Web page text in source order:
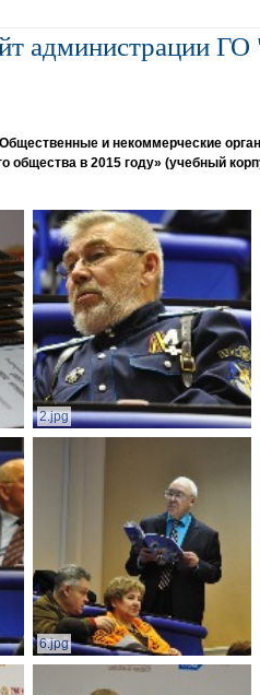
администрации ГО
и некоммерческие
общества в 2015 году» (учебный
2.jpg
6.jpg